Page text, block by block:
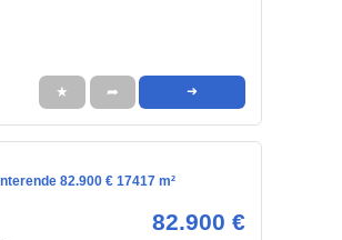
★ ➦ ➜
82.900 € 17417 m²
82.900 €